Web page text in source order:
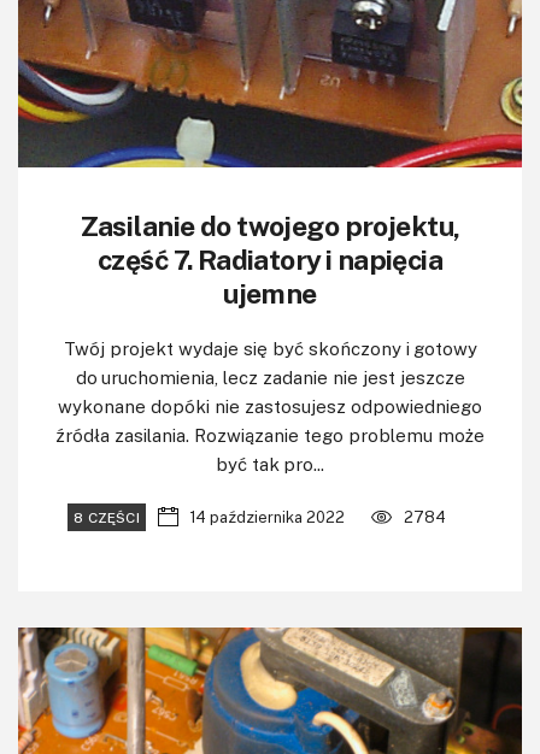
Zasilanie do twojego projektu,
część 7. Radiatory i napięcia
ujemne
Twój projekt wydaje się być skończony i gotowy
do uruchomienia, lecz zadanie nie jest jeszcze
wykonane dopóki nie zastosujesz odpowiedniego
źródła zasilania. Rozwiązanie tego problemu może
być tak pro...
8 CZĘŚCI 14 października 2022 2784